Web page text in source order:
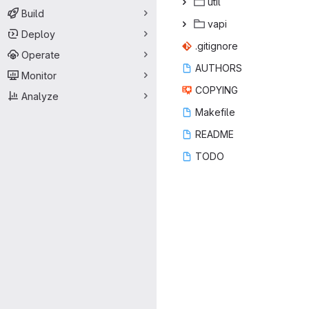
Build
Deploy
Operate
Monitor
Analyze
va‎pi‎
.giti‎gnore‎
AUT‎HORS‎
COP‎YING‎
Make‎file‎
REA‎DME‎
TO‎DO‎